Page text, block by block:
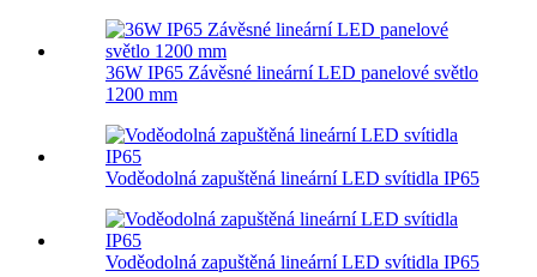
36W IP65 Závěsné lineární LED panelové světlo
1200 mm
Voděodolná zapuštěná lineární LED svítidla IP65
Voděodolná zapuštěná lineární LED svítidla IP65